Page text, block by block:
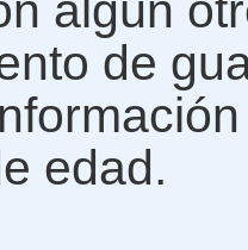
algún
de
edad.